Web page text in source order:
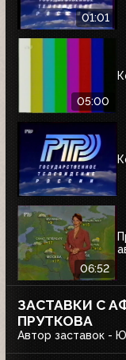
01:01
05:00
06:52
ЗАСТАВКИ С
ПРУТКОВА
Автор заставок -